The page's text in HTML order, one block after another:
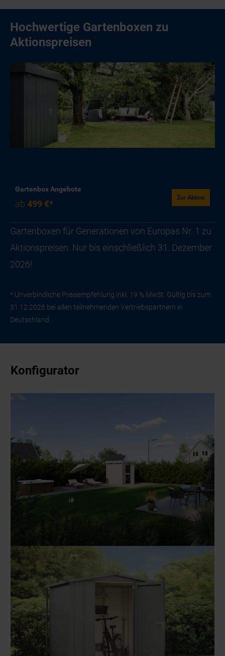
Hochwertige Gartenboxen zu
Aktionspreisen
Gartenboxen für Generationen von Europas Nr. 1 zu
Aktionspreisen. Nur bis einschließlich 31. Dezember
2026!
Gartenbox Angebote
ab499 €*
Zur Aktion
* Unverbindliche Preisempfehlung inkl. 19 % MwSt. Gültig bis zum
31.12.2026 bei allen teilnehmenden Vertriebspartnern in
Deutschland.
Konfigurator